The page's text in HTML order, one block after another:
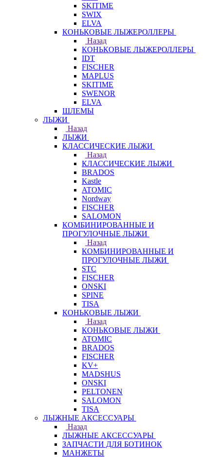
SKITIME
SWIX
ELVA
КОНЬКОВЫЕ ЛЫЖЕРОЛЛЕРЫ
Назад
КОНЬКОВЫЕ ЛЫЖЕРОЛЛЕРЫ
IDT
FISCHER
MAPLUS
SKITIME
SWENOR
ELVA
ШЛЕМЫ
ЛЫЖИ
Назад
ЛЫЖИ
КЛАССИЧЕСКИЕ ЛЫЖИ
Назад
КЛАССИЧЕСКИЕ ЛЫЖИ
BRADOS
Kastle
ATOMIC
Nordway
FISCHER
SALOMON
КОМБИНИРОВАННЫЕ И
ПРОГУЛОЧНЫЕ ЛЫЖИ
Назад
КОМБИНИРОВАННЫЕ И
ПРОГУЛОЧНЫЕ ЛЫЖИ
STC
FISCHER
ONSKI
SPINE
TISA
КОНЬКОВЫЕ ЛЫЖИ
Назад
КОНЬКОВЫЕ ЛЫЖИ
ATOMIC
BRADOS
FISCHER
KV+
MADSHUS
ONSKI
PELTONEN
SALOMON
TISA
ЛЫЖНЫЕ АКСЕССУАРЫ
Назад
ЛЫЖНЫЕ АКСЕССУАРЫ
ЗАПЧАСТИ ДЛЯ БОТИНОК
МАНЖЕТЫ